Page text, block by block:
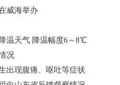
威海举办
温天气 降温幅度6～8℃
况
出现腹痛、呕吐等症状